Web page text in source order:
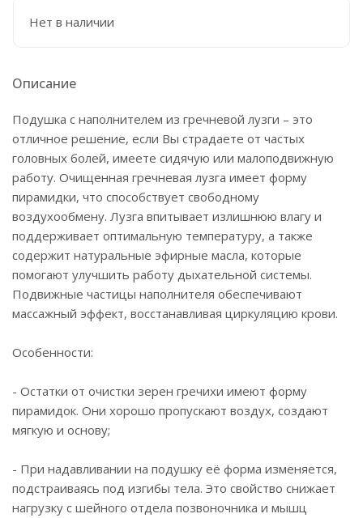
Нет в наличии
Описание
Подушка с наполнителем из гречневой лузги – это
отличное решение, если Вы страдаете от частых
головных болей, имеете сидячую или малоподвижную
работу. Очищенная гречневая лузга имеет форму
пирамидки, что способствует свободному
воздухообмену. Лузга впитывает излишнюю влагу и
поддерживает оптимальную температуру, а также
содержит натуральные эфирные масла, которые
помогают улучшить работу дыхательной системы.
Подвижные частицы наполнителя обеспечивают
массажный эффект, восстанавливая циркуляцию крови.
Особенности:
- Остатки от очистки зерен гречихи имеют форму
пирамидок. Они хорошо пропускают воздух, создают
мягкую и основу;
- При надавливании на подушку её форма изменяется,
подстраиваясь под изгибы тела. Это свойство снижает
нагрузку с шейного отдела позвоночника и мышц